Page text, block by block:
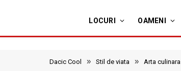
LOCURI OAMENI
Dacic Cool » Stil de viata » Arta culinara